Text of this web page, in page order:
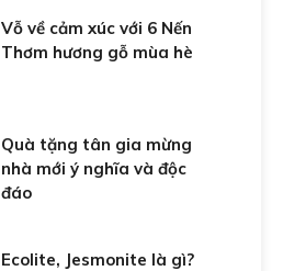
Vỗ về cảm xúc với 6 Nến
Thơm hương gỗ mùa hè
Quà tặng tân gia mừng
nhà mới ý nghĩa và độc
đáo
Ecolite, Jesmonite là gì?